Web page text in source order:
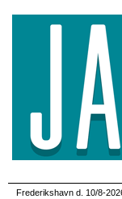
Frederikshavn d. 10/8-